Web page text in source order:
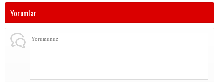
Yorumlar